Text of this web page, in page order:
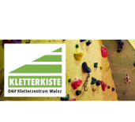
Inhalt
springen
Kletterzeit